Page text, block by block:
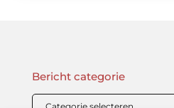
Bericht categorie